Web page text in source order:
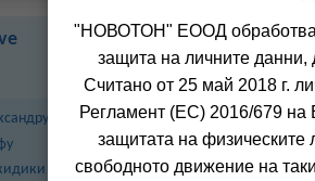
"НОВОТОН" ЕООД обработва
защита на личните
Считано от 25 май 2018 г.
Регламент (ЕС) 2016/679 на
защитата на физическите
свободното движение на